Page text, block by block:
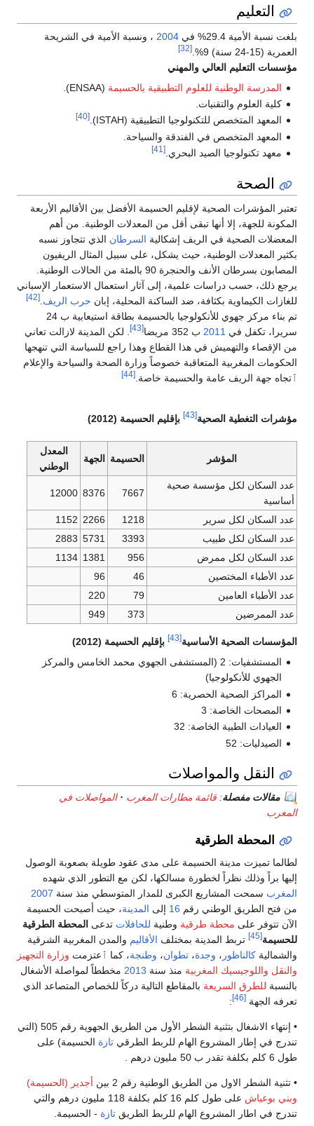
التعليم
بلغت نسبة الأمية 29.4% في 2004 ، ونسبة الأمية في الشريحة
العمرية (15-24 سنة) 9%.
[32]
مؤسسات التعليم العالي والمهني
المدرسة الوطنية للعلوم التطبيقية بالحسيمة (ENSAA).
كلية العلوم والتقنيات.
المعهد المتخصص للتكنولوجيا التطبيقية (ISTAH).
[40]
المعهد المتخصص في الفندقة والسياحة.
معهد تكنولوجيا الصيد البحري.[41]
الصحة
تعتبر المؤشرات الصحية لإقليم الحسيمة الأفضل بين الأقاليم الأربعة
المكونة للجهة، إلا أنها تبقى أقل من المعدلات الوطنية. من أهم
المعضلات الصحية في الريف إشكالية السرطان الذي تتجاوز نسبه
بكثير المعدلات الوطنية، حيث يشكل، على سبيل المثال الريفيون
المصابون بسرطان الأنف والحنجرة 90 بالمئة من الحالات الوطنية.
يرجع ذلك، حسب دراسات علمية، إلى آثار استعمال الاستعمار الإسباني
للغازات الكيماوية بكثافة، ضد الساكنة المحلية، إبان حرب الريف.
[42]
تم بناء مركز جهوي للأنكولوجيا بالحسيمة بطاقة استيعابية ب 24
سريرا، تكفل في 2011 ب 352 مريضا [43]
. لكن المدينة لازالت تعاني
من الإقصاء والتهميش في هذا القطاع وهذا راجع للسياسة التي تنهجها
الحكومات المغربية المتعاقبة خصوصاً وزارة الصحة والسياحة والإعلام
ٱتجاه جهة الريف عامة والحسيمة خاصة.[44]
مؤشرات التغطية الصحية[43] بإقليم الحسيمة (2012)
المؤشر الحسيمة الجهة
المعدل
الوطني
عدد السكان لكل مؤسسة صحية
أساسية
7667
8376
12000
عدد السكان لكل سرير 1218
2266
1152
عدد السكان لكل طبيب
3393
5731
2883
عدد السكان لكل ممرض
956
1381
1134
عدد الأطباء المختصين
46
96
عدد الأطباء العامين
79
220
عدد الممرضين
373
949
المؤسسات الصحية الأساسية[43]
بإقليم الحسيمة (2012)
المستشفيات: 2 (المستشفى الجهوي محمد الخامس والمركز
الجهوي للأنكولوجيا)
المراكز الصحية الحصرية: 6
المصحات الخاصة: 3
العيادات الطبية الخاصة: 32
الصيدليات: 52
النقل والمواصلات
مقالات مفصلة: قائمة مطارات المغرب
المواصلات في
المغرب
المحطة الطرقية
لطالما تميزت مدينة الحسيمة على مدى عقود طويلة بصعوبة الوصول
إليها براً وذلك نظراً لخطورة مسالكها، لكن مع التطور الذي شهده
المغرب سمحت المشاريع الكبرى للمدار المتوسطي منذ سنة 2007
من فتح الطريق الوطني رقم 16 إلى المدينة، حيث أصبحت الحسيمة
الآن تتوفر على محطة طرقية وطنية للحافلات تدعى المحطة الطرقية
للحسيمة[45] تربط المدينة بمختلف الأقاليم والمدن المغربية الشرقية
والشمالية كالناظور ، وجدة، تطوان، وطنجة، كما ٱعتزمت وزارة التجهيز
والنقل واللوجيسيك المغربية منذ سنة 2013 مخططاً لمواصلة الأشغال
بالنسبة للطرق السريعة بالمقاطع التالية دركاً للخصاص المتصاعد الذي
تعرفه الجهة [46]
:
• إنتهاء الاشغال بتثنية الشطر الأول من الطريق الجهوية رقم 505 (التي
تندرج في إطار المشروع الهام للربط الطرقي تازة الحسيمة) على
طول 6 كلم بكلفة تقدر ب 50 مليون درهم .
• تثنية الشطر الاول من الطريق الوطنية رقم 2 بين
أجدير (الحسيمة)
وبني بوعياش
على طول كلم 16 كلم بكلفة 118 مليون درهم والتي
تندرج في اطار المشروع الهام للربط الطريق تازة - الحسيمة.